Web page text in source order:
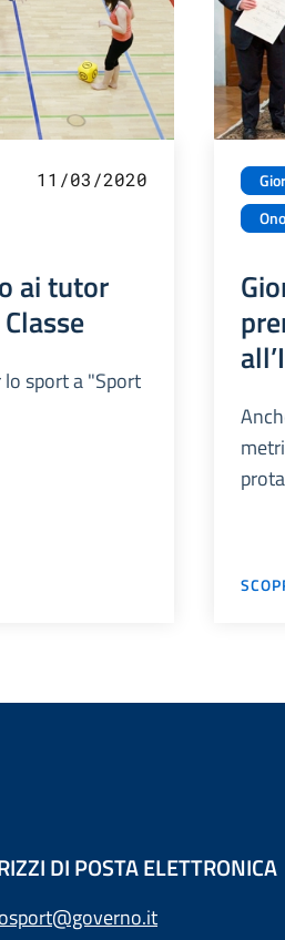
11/03/2020
ai tutor
sport a "Sport
DI POSTA ELETTRONICA